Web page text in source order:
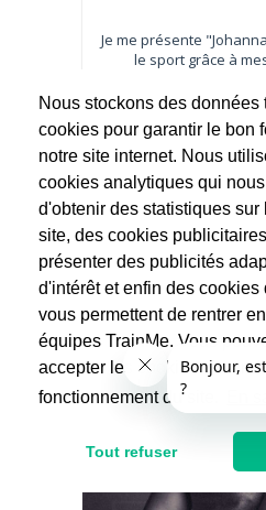
Je me présente
le sport grâce à
65€
Après
Nous stockons des données
cookies pour garantir le bon
notre site internet. Nous
cookies analytiques qui
d'obtenir des statistiques
site, des cookies
présenter des publicités
d'intérêt et enfin des cookies
vous permettent de rentrer
équipes TrainMe. Vous
accepter les cookies non
fonctionnement du site.
Tout refuser